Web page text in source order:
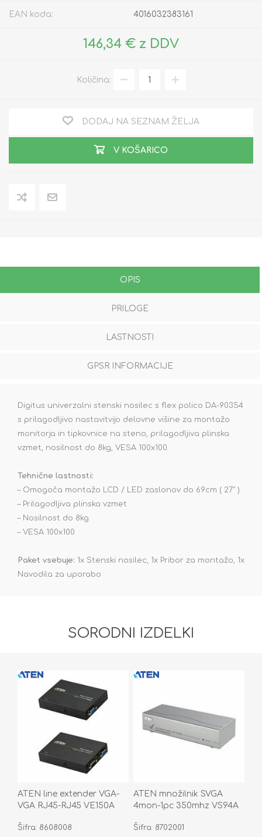
EAN koda: 4016032383161
146,34 € z DDV
Količina:
DODAJ NA SEZNAM ŽELJA
V KOŠARICO
OPIS
PRILOGE
LASTNOSTI
GPSR INFORMACIJE
Digitus univerzalni stenski nosilec s flex polico DA-90354
s prilagodljivo nastavitvijo delovne višine za montažo
monitorja in tipkovnice na steno, prilagodljiva plinska
vzmet, nosilnost do 8kg, VESA 100x100.
Tehnične lastnosti:
– Omogoča montažo LCD / LED zaslonov do 69cm ( 27" )
– Prilagodljiva plinska vzmet
– Nosilnost do 8kg
– VESA 100x100
Paket vsebuje: 1x Stenski nosilec, 1x Pribor za montažo, 1x
Navodila za uporabo
SORODNI IZDELKI
ATEN line extender VGA-
VGA RJ45-RJ45 VE150A
Šifra: 8608008
ATEN množilnik SVGA
4mon-1pc 350mhz VS94A
Šifra: 8702001